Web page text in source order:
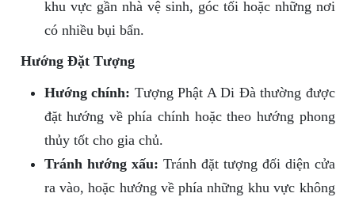
khu vực gần nhà vệ sinh, góc tối hoặc những nơi
có nhiều bụi bẩn.
Hướng Đặt Tượng
Hướng chính: Tượng Phật A Di Đà thường được
đặt hướng về phía chính hoặc theo hướng phong
thủy tốt cho gia chủ.
Tránh hướng xấu: Tránh đặt tượng đối diện cửa
ra vào, hoặc hướng về phía những khu vực không